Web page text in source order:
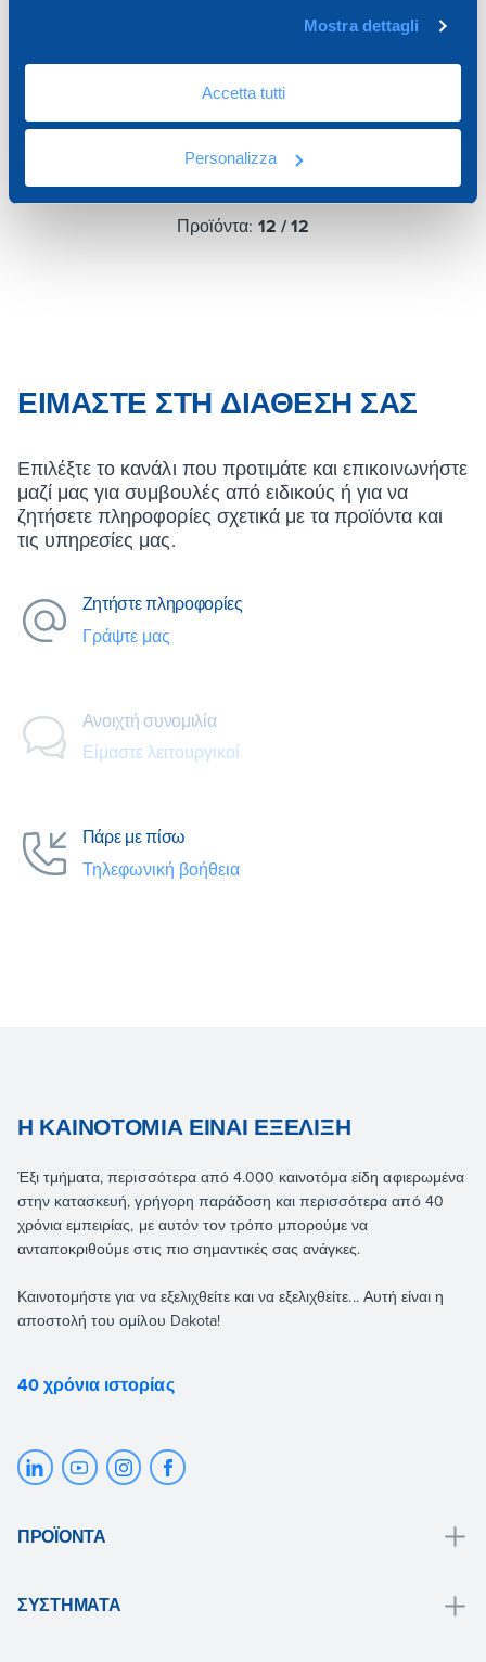
Mostra dettagli
Accetta tutti
Personalizza
γυψοσανίδας Fixpro White
γυψοσανίδας Fixpro Silver
Προϊόντα: 12 /12
ΕΊΜΑΣΤΕ ΣΤΗ ΔΙΆΘΕΣΉ ΣΑΣ
Επιλέξτε το κανάλι που προτιμάτε και επικοινωνήστε
μαζί μας για συμβουλές από ειδικούς ή για να
ζητήσετε πληροφορίες σχετικά με τα προϊόντα και
τις υπηρεσίες μας.
Ζητήστε πληροφορίες
Γράψτε μας
Ανοιχτή συνομιλία
Είμαστε λειτουργικοί
Πάρε με πίσω
Τηλεφωνική βοήθεια
Η ΚΑΙΝΟΤΟΜΊΑ ΕΊΝΑΙ ΕΞΈΛΙΞΗ
Έξι τμήματα, περισσότερα από 4.000 καινοτόμα είδη αφιερωμένα
στην κατασκευή, γρήγορη παράδοση και περισσότερα από 40
χρόνια εμπειρίας, με αυτόν τον τρόπο μπορούμε να
ανταποκριθούμε στις πιο σημαντικές σας ανάγκες.
Καινοτομήστε για να εξελιχθείτε και να εξελιχθείτε... Αυτή είναι η
αποστολή του ομίλου Dakota!
40 χρόνια ιστορίας
ΠΡΟΪΌΝΤΑ
ΣΥΣΤΉΜΑΤΑ